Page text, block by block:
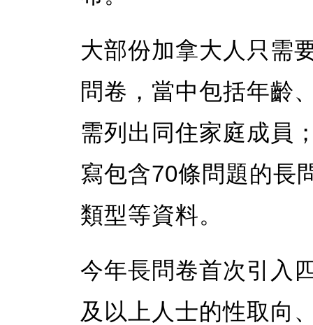
大部份加拿大人只需
問卷，當中包括年齡
需列出同住家庭成員
寫包含70條問題的長
類型等資料。
今年長問卷首次引入
及以上人士的性取向